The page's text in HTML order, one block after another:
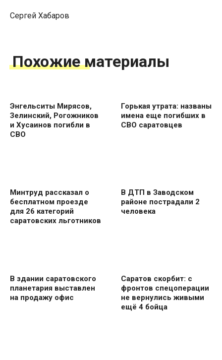
Сергей Хабаров
Похожие материалы
Энгельситы Мирясов,
Зелинский, Рогожников
и Хусаинов погибли в
СВО
Горькая утрата: названы
имена еще погибших в
СВО саратовцев
Минтруд рассказал о
бесплатном проезде
для 26 категорий
саратовских льготников
В ДТП в Заводском
районе пострадали 2
человека
В здании саратовского
планетария выставлен
на продажу офис
Саратов скорбит: с
фронтов спецоперации
не вернулись живыми
ещё 4 бойца